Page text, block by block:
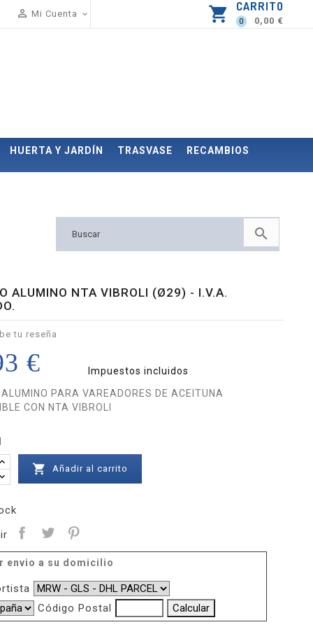
 Mi Cuenta  shopping_cart CARRITO
0 0,00 €
HUERTA Y JARDÍN TRASVASE RECAMBIOS

ALUMINO NTA VIBROLI (Ø29) - I.V.A.
tu reseña
€
Impuestos incluidos
PARA VAREADORES DE ACEITUNA
CON NTA VIBROLI
 Añadir al carrito
envio a su domicilio
Código Postal